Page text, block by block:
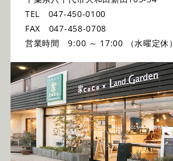
TEL 047-450-0100
FAX 047-458-0708
営業時間 9:00 ～ 17:00 （水曜定休）